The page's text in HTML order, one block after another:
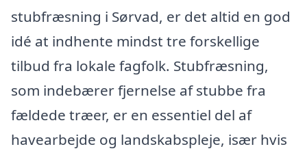
stubfræsning i Sørvad, er det altid en god
idé at indhente mindst tre forskellige
tilbud fra lokale fagfolk. Stubfræsning,
som indebærer fjernelse af stubbe fra
fældede træer, er en essentiel del af
havearbejde og landskabspleje, især hvis